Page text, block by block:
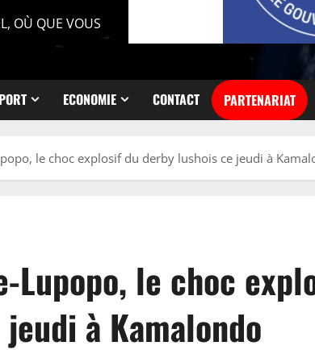
OÙ QUE VOUS
ECONOMIE CONTACT PARTENARIAT
le choc explosif du derby lushois ce jeudi à
Lupopo, le choc
à Kamalondo